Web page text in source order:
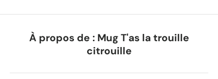
À propos de : Mug T'as la trouille
citrouille